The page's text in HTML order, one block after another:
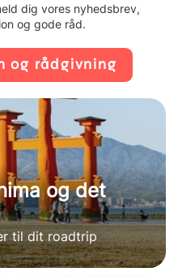
dig vores nyhedsbrev,
og gode råd.
og rådgivning
og det
til dit roadtrip